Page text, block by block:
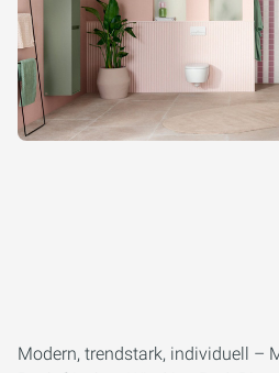
Modern, trendstark, individuell –